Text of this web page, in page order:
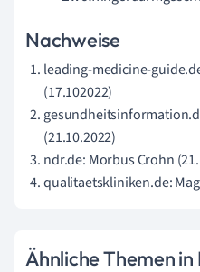
Nachweise
leading-medicine-
(17.102022)
(21.10.2022)
ndr.de: Morbus Crohn
qualitaetskliniken.de:
Ähnliche Themen in